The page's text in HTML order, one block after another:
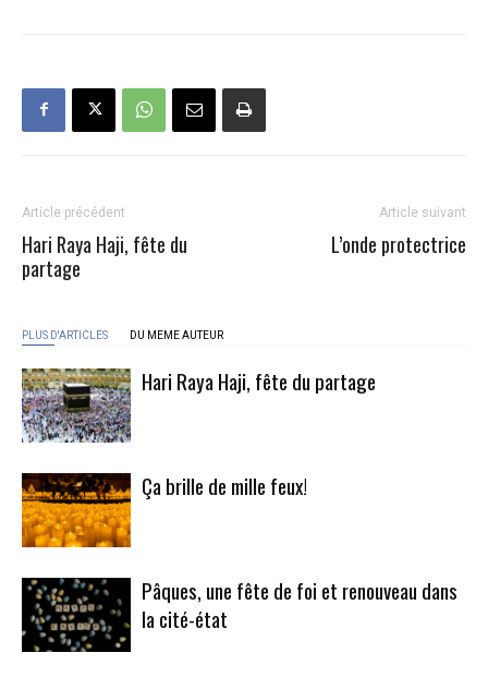
Article précédent
Hari Raya Haji, fête du
partage
Article suivant
L’onde protectrice
PLUS D'ARTICLES DU MEME AUTEUR
Hari Raya Haji, fête du partage
Ça brille de mille feux!
Pâques, une fête de foi et renouveau dans
la cité-état